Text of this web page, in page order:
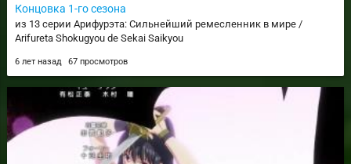
Концовка 1-го сезона
из 13 серии Арифурэта: Сильнейший ремесленник в мире /
Arifureta Shokugyou de Sekai Saikyou
6 лет назад 67 просмотров